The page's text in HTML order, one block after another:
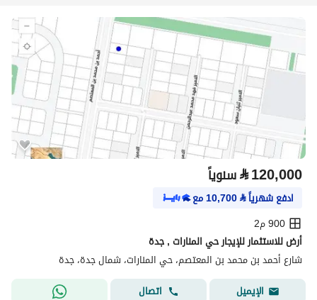
⃁120,000 سنوياً
ادفع شهرياً⃁
10,700مع
900 م2
أرض للاستثمار للإيجار حي المنارات , جدة
شارع أحمد بن محمد بن المعتصم، حي المنارات، شمال جدة، جدة
الإيميل
اتصال